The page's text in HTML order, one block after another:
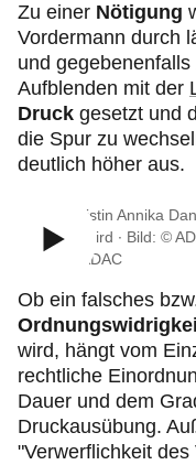
Zu einer Nötigung
Vordermann durch
und
Aufblenden mit der
Druck gesetzt und
die Spur zu
deutlich höher aus.
ADAC Juristin Annika
Nötigung wird ∙ Bild: ©
Video: © ADAC
Ob ein falsches
wird, hängt vom
rechtliche
Dauer und dem
Druckausübung.
"Verwerflichkeit